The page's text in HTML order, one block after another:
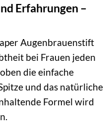
Erfahrungen –
Augenbrauenstift
bei Frauen jeden
die einfache
und das natürliche
Formel wird